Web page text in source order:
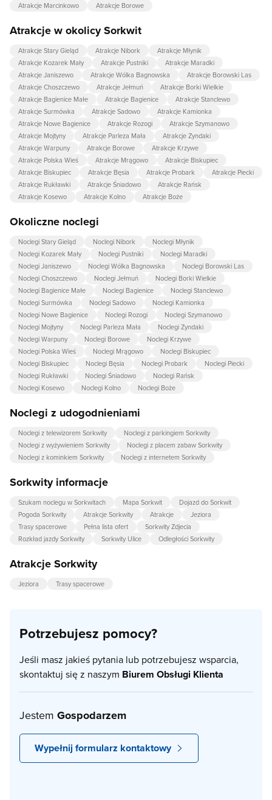
Atrakcje Marcinkowo
Atrakcje Borowe
Atrakcje w okolicy Sorkwit
Atrakcje Stary Gieląd Atrakcje Nibork
Atrakcje Młynik
Atrakcje Kozarek Mały
Atrakcje Pustniki
Atrakcje Maradki
Atrakcje Janiszewo
Atrakcje Wólka Bagnowska
Atrakcje Borowski Las
Atrakcje Choszczewo
Atrakcje Jełmuń
Atrakcje Borki Wielkie
Atrakcje Bagienice Małe
Atrakcje Bagienice
Atrakcje Stanclewo
Atrakcje Surmówka
Atrakcje Sadowo
Atrakcje Kamionka
Atrakcje Nowe Bagienice
Atrakcje Rozogi
Atrakcje Szymanowo
Atrakcje Mojtyny
Atrakcje Parleza Mała
Atrakcje Zyndaki
Atrakcje Warpuny
Atrakcje Borowe
Atrakcje Krzywe
Atrakcje Polska Wieś
Atrakcje Mrągowo
Atrakcje Biskupiec
Atrakcje Biskupiec
Atrakcje Bęsia Atrakcje Probark
Atrakcje Piecki
Atrakcje Rukławki
Atrakcje Śniadowo
Atrakcje Rańsk
Atrakcje Kosewo
Atrakcje Kolno Atrakcje Boże
Okoliczne noclegi
Noclegi Stary Gieląd Noclegi Nibork
Noclegi Młynik
Noclegi Kozarek Mały
Noclegi Pustniki
Noclegi Maradki
Noclegi Janiszewo
Noclegi Wólka Bagnowska
Noclegi Borowski Las
Noclegi Choszczewo
Noclegi Jełmuń
Noclegi Borki Wielkie
Noclegi Bagienice Małe
Noclegi Bagienice
Noclegi Stanclewo
Noclegi Surmówka
Noclegi Sadowo
Noclegi Kamionka
Noclegi Nowe Bagienice
Noclegi Rozogi
Noclegi Szymanowo
Noclegi Mojtyny
Noclegi Parleza Mała
Noclegi Zyndaki
Noclegi Warpuny
Noclegi Borowe
Noclegi Krzywe
Noclegi Polska Wieś
Noclegi Mrągowo
Noclegi Biskupiec
Noclegi Biskupiec
Noclegi Bęsia Noclegi Probark
Noclegi Piecki
Noclegi Rukławki
Noclegi Śniadowo
Noclegi Rańsk
Noclegi Kosewo
Noclegi Kolno Noclegi Boże
Noclegi z udogodnieniami
Noclegi z telewizorem Sorkwity
Noclegi z parkingiem Sorkwity
Noclegi z wyżywieniem Sorkwity
Noclegi z placem zabaw Sorkwity
Noclegi z kominkiem Sorkwity
Noclegi z internetem Sorkwity
Sorkwity informacje
Szukam noclegu w Sorkwitach Mapa Sorkwit
Dojazd do Sorkwit
Pogoda Sorkwity
Atrakcje Sorkwity Atrakcje
Jeziora
Trasy spacerowe
Pełna lista ofert
Sorkwity Zdjecia
Rozkład jazdy Sorkwity
Sorkwity Ulice Odległości Sorkwity
Atrakcje Sorkwity
Jeziora Trasy spacerowe
Potrzebujesz pomocy?
Jeśli masz jakieś pytania lub potrzebujesz wsparcia,
skontaktuj się z naszym Biurem Obsługi Klienta
Jestem Gospodarzem
Wypełnij formularz kontaktowy